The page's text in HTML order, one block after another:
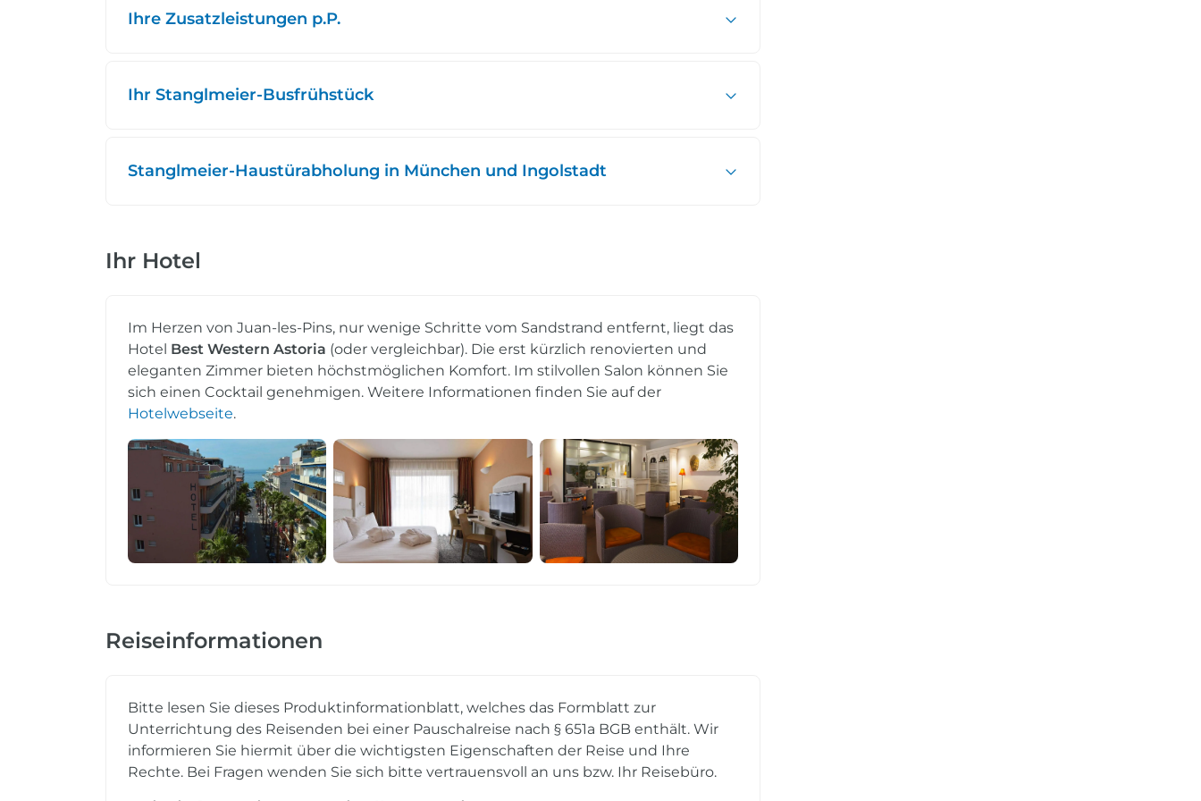
Ihre Zusatzleistungen p.P.
Ihr Stanglmeier-Busfrühstück
Stanglmeier-Haustürabholung in München und Ingolstadt
Ihr Hotel
Im Herzen von Juan-les-Pins, nur wenige Schritte vom Sandstrand entfernt, liegt das
Hotel Best Western Astoria (oder vergleichbar). Die erst kürzlich renovierten und
eleganten Zimmer bieten höchstmöglichen Komfort. Im stilvollen Salon können Sie
sich einen Cocktail genehmigen. Weitere Informationen finden Sie auf der
Hotelwebseite.
Reiseinformationen
Bitte lesen Sie dieses Produktinformationblatt, welches das Formblatt zur
Unterrichtung des Reisenden bei einer Pauschalreise nach § 651a BGB enthält. Wir
informieren Sie hiermit über die wichtigsten Eigenschaften der Reise und Ihre
Rechte. Bei Fragen wenden Sie sich bitte vertrauensvoll an uns bzw. Ihr Reisebüro.